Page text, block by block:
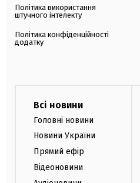
Політика використання
штучного інтелекту
Політика конфіденційності
додатку
Всі новини
Головні новини
Новини України
Прямий ефір
Відеоновини